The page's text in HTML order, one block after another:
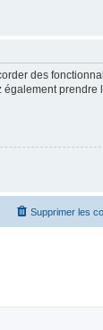
des
prendre
Supprimer les